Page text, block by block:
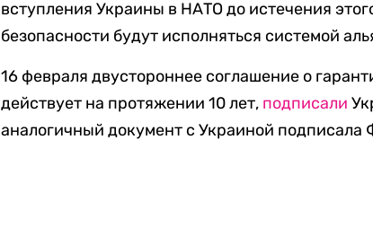
вступления Украины в НАТО до истечения
безопасности будут исполняться системой
16 февраля двустороннее соглашение о
действует на протяжении 10 лет, подписали
аналогичный документ с Украиной подписала